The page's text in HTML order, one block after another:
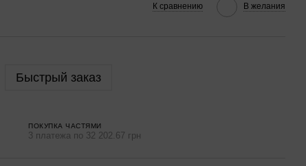
К сравнению В желания
Быстрый заказ
ПОКУПКА ЧАСТЯМИ
3 платежа по 32 202.67 грн